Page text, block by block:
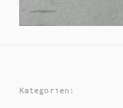
Kategorien: